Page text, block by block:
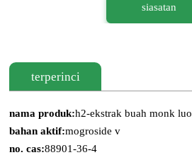
siasatan
terperinci
nama produk:h2-ekstrak buah monk luo
bahan aktif:mogroside v
no. cas:88901-36-4